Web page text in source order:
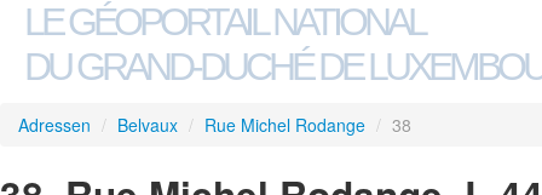
LE GÉOPORTAIL NATIONAL
DU GRAND-DUCHÉ DE
Adressen / Belvaux / Rue Michel Rodange / 38